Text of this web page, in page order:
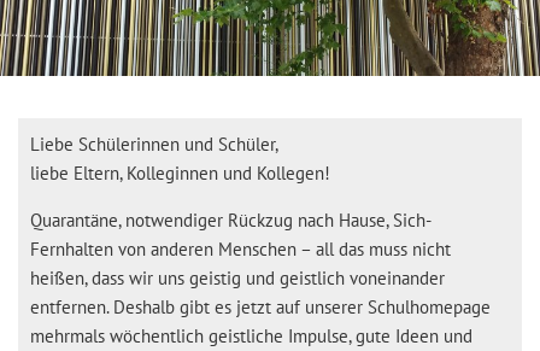
Liebe Schülerinnen und Schüler,
liebe Eltern, Kolleginnen und Kollegen!
Quarantäne, notwendiger Rückzug nach Hause, Sich-
Fernhalten von anderen Menschen – all das muss nicht
heißen, dass wir uns geistig und geistlich voneinander
entfernen. Deshalb gibt es jetzt auf unserer Schulhomepage
mehrmals wöchentlich geistliche Impulse, gute Ideen und